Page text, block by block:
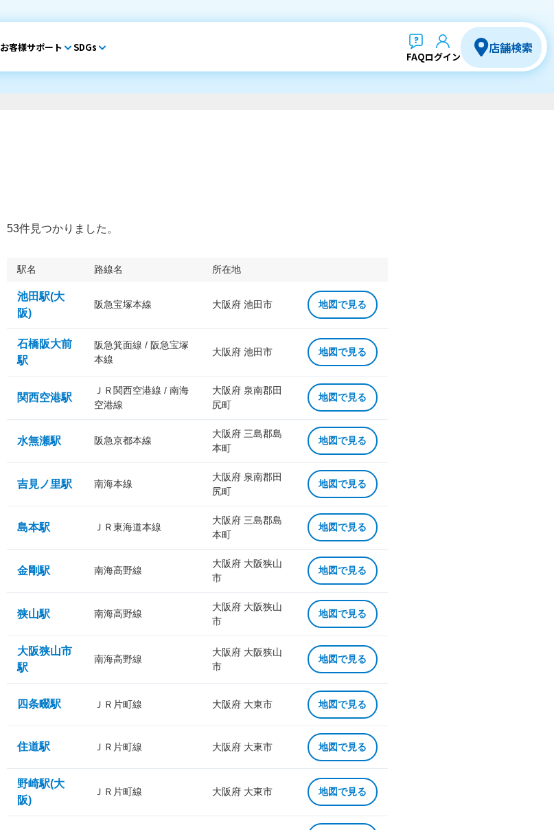
お客様サポート SDGs
FAQログイン
店舗検索
53件見つかりました。
駅名 路線名 所在地
池田駅(大
阪)
阪急宝塚本線 大阪府 池田市 地図で見る
石橋阪大前
駅
阪急箕面線 / 阪急宝塚
本線
大阪府 池田市 地図で見る
関西空港駅
ＪＲ関西空港線 / 南海
空港線
大阪府 泉南郡田
尻町
地図で見る
水無瀬駅 阪急京都本線
大阪府 三島郡島
本町
地図で見る
吉見ノ里駅 南海本線
大阪府 泉南郡田
尻町
地図で見る
島本駅 ＪＲ東海道本線
大阪府 三島郡島
本町
地図で見る
金剛駅 南海高野線
大阪府 大阪狭山
市
地図で見る
狭山駅 南海高野線
大阪府 大阪狭山
市
地図で見る
大阪狭山市
駅
南海高野線
大阪府 大阪狭山
市
地図で見る
四条畷駅 ＪＲ片町線 大阪府 大東市 地図で見る
住道駅 ＪＲ片町線 大阪府 大東市 地図で見る
野崎駅(大
阪)
ＪＲ片町線 大阪府 大東市 地図で見る